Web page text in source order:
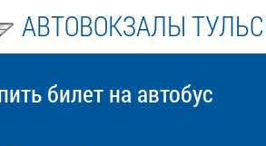
АВТОВОКЗАЛЫ
билет на автобус